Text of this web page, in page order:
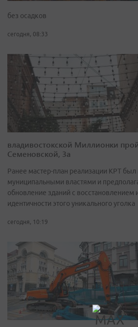
без осадков
сегодня, 08:33
владивостокской Миллионки
Семеновской, 3а
Ранее мастер-план реализации КРТ был
муниципальными властями и
обновление зданий с восстановлением
идентичности этого уникального уголка
сегодня, 10:19